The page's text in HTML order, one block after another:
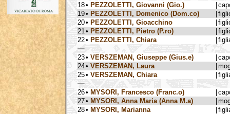
18• PEZZOLETTI, Giovanni (Gio.)
19• PEZZOLETTI, Domenico (Dom.co)
20• PEZZOLETTI, Gioacchino
21 • PEZZOLETTI, Pietro (P.ro)
22• PEZZOLETTI, Chiara
23• VERSZEMAN, Giuseppe (Gius.e)
24• VERSZEMAN, Laura
25• VERSZEMAN, Chiara
26• MYSORI, Francesco (Franc.o)
27• MYSORI, Anna Maria (Anna M.a)
28• MYSORI, Marianna